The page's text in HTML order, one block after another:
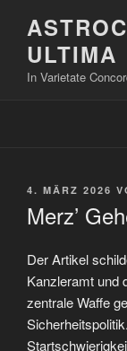
Inhalt
springenULTIMA
In Varietate
4. MÄRZ 2026
Merz’
Der Artikel
Kanzleramt und
zentrale Waffe